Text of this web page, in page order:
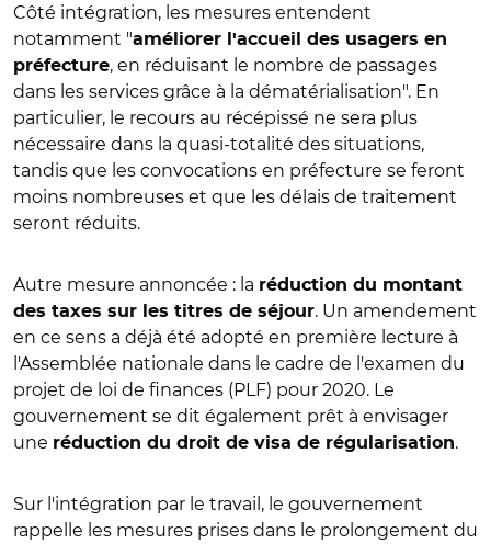
Côté intégration, les mesures entendent
notamment "améliorer l'accueil des usagers en
préfecture, en réduisant le nombre de passages
dans les services grâce à la dématérialisation". En
particulier, le recours au récépissé ne sera plus
nécessaire dans la quasi-totalité des situations,
tandis que les convocations en préfecture se feront
moins nombreuses et que les délais de traitement
seront réduits.
Autre mesure annoncée : la réduction du montant
des taxes sur les titres de séjour. Un amendement
en ce sens a déjà été adopté en première lecture à
l'Assemblée nationale dans le cadre de l'examen du
projet de loi de finances (PLF) pour 2020. Le
gouvernement se dit également prêt à envisager
une réduction du droit de visa de régularisation.
Sur l'intégration par le travail, le gouvernement
rappelle les mesures prises dans le prolongement du